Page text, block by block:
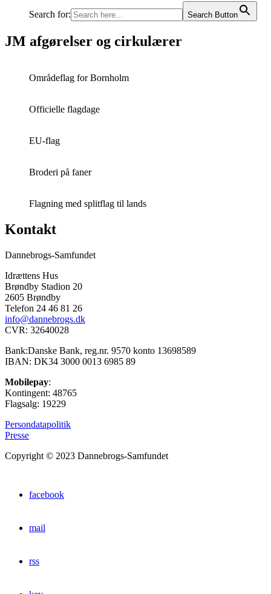
Search for: Search Button
JM afgørelser og cirkulærer
Områdeflag for Bornholm
Officielle flagdage
EU-flag
Broderi på faner
Flagning med splitflag til lands
Kontakt
Dannebrogs-Samfundet
Idrættens Hus
Brøndby Stadion 20
2605 Brøndby
Telefon 24 46 81 26
info@dannebrogs.dk
CVR: 32640028
Bank:Danske Bank, reg.nr. 9570 konto 13698589
IBAN: DK34 3000 0013 6985 89
Mobilepay:
Kontingent: 48765
Flagsalg: 19229
Persondatapolitik
Presse
Copyright © 2023 Dannebrogs-Samfundet
facebook
mail
rss